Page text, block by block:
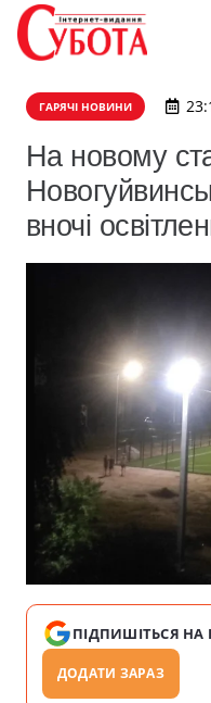
ГАРЯЧІ НОВИНИ
На новому
вночі
ПІДПИШІТЬСЯ НА
ДОДАТИ ЗАРАЗ